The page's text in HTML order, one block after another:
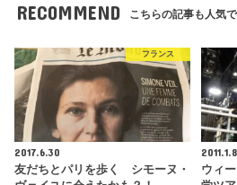
RECOMMEND こちらの記事も人気で
フランス
2017.6.30
友だちとパリを歩く シモーヌ・
2011.1.8
ウィ